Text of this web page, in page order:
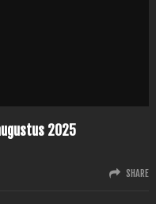
2025
SHARE